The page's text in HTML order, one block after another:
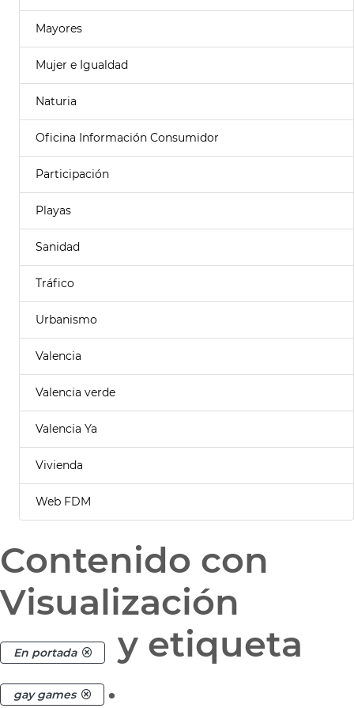
Mayores
Mujer e Igualdad
Naturia
Oficina Información Consumidor
Participación
Playas
Sanidad
Tráfico
Urbanismo
Valencia
Valencia verde
Valencia Ya
Vivienda
Web FDM
Contenido con
Visualización
En portada y etiqueta
gay games .